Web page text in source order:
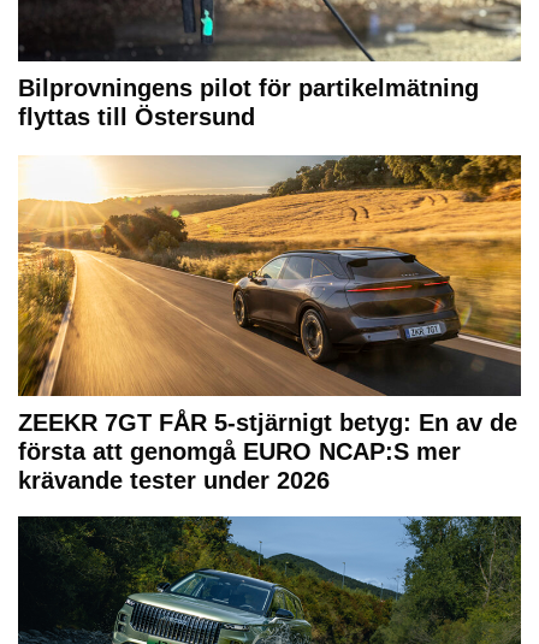
Bilprovningens pilot för partikelmätning
flyttas till Östersund
ZEEKR 7GT FÅR 5-stjärnigt betyg: En av de
första att genomgå EURO NCAP:S mer
krävande tester under 2026